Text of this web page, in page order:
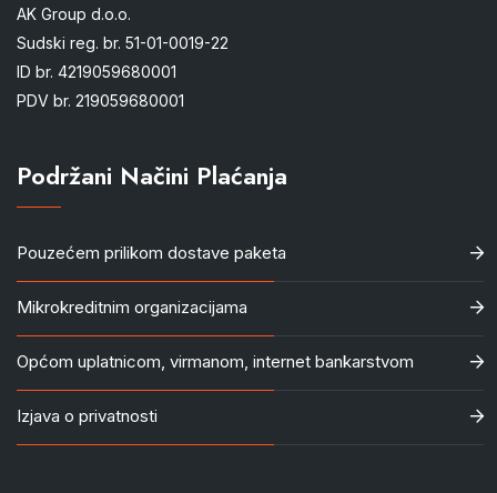
AK Group d.o.o.
Sudski reg. br. 51-01-0019-22
ID br. 4219059680001
PDV br. 219059680001
Podržani Načini Plaćanja
Pouzećem prilikom dostave paketa
Mikrokreditnim organizacijama
Općom uplatnicom, virmanom, internet bankarstvom
Izjava o privatnosti